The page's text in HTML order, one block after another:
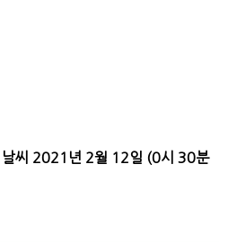
날씨 2021년 2월 12일 (0시 30분